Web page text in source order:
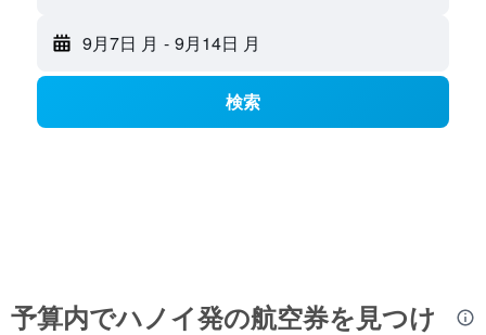
9月7日 月 - 9月14日 月
検索
予算内でハノイ​発の航空券を見つけ